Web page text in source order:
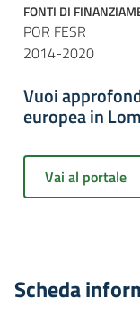
FONTI DI
POR FESR
2014-2020
Vuoi
europea in
Vai al portale
Scheda